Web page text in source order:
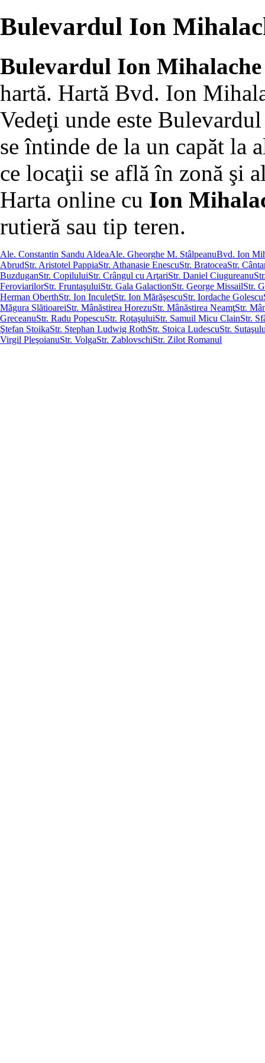
Bulevardul Ion
Bulevardul Ion Mihalache
hartă. Hartă Bvd. Ion
Vedeţi unde este
se întinde de la un capăt la
ce locaţii se află în zonă şi
Harta online cu Ion
rutieră sau tip teren.
Ale. Constantin Sandu AldeaAle. Gheorghe M. StâlpeanuBvd. Ion
AbrudStr. Aristotel PappiaStr. Athanasie EnescuStr. BratoceaStr.
BuzduganStr. CopiluluiStr. Crângul cu ArţariStr. Daniel Ciugureanu
FeroviarilorStr. FruntaşuluiStr. Gala GalactionStr. George MissailStr.
Herman OberthStr. Ion InculeţStr. Ion MărăşescuStr. Iordache Golescu
Măgura SlătioareiStr. Mânăstirea HorezuStr. Mânăstirea NeamţStr.
GreceanuStr. Radu PopescuStr. RotaşuluiStr. Samuil Micu ClainStr.
Ştefan StoikaStr. Stephan Ludwig RothStr. Stoica LudescuStr.
Virgil PleşoianuStr. VolgaStr. ZablovschiStr. Zilot Romanul